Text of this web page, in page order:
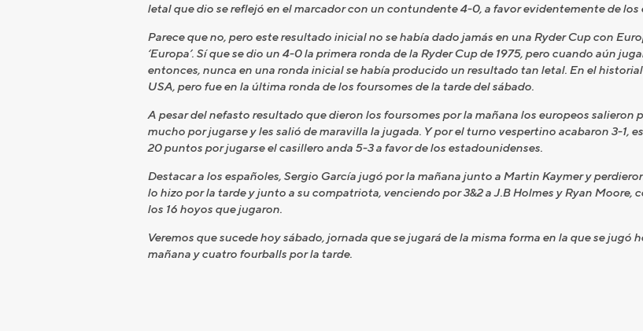
letal que dio se reflejó en el marcador con un contundente 4-0, a favor evidentemente de los
Parece que no, pero este resultado inicial no se había dado jamás en una Ryder Cup con
‘Europa’. Sí que se dio un 4-0 la primera ronda de la Ryder Cup de 1975, pero cuando aún
entonces, nunca en una ronda inicial se había producido un resultado tan letal. En el
USA, pero fue en la última ronda de los foursomes de la tarde del sábado.
A pesar del nefasto resultado que dieron los foursomes por la mañana los europeos salieron
mucho por jugarse y les salió de maravilla la jugada. Y por el turno vespertino acabaron 3-1,
20 puntos por jugarse el casillero anda 5-3 a favor de los estadounidenses.
Destacar a los españoles, Sergio García jugó por la mañana junto a Martin Kaymer y
lo hizo por la tarde y junto a su compatriota, venciendo por 3&2 a J.B Holmes y Ryan Moore,
los 16 hoyos que jugaron.
Veremos que sucede hoy sábado, jornada que se jugará de la misma forma en la que se jugó
mañana y cuatro fourballs por la tarde.